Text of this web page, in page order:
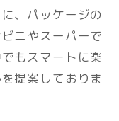
、パッケージの
ニやスーパーで
もスマートに楽
提案しておりま